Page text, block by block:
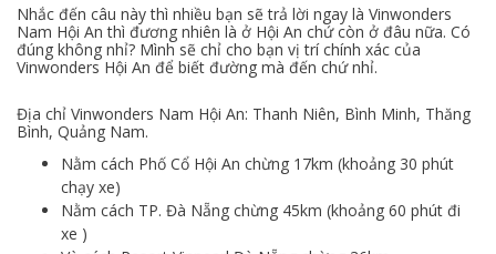
Nhắc đến câu này thì nhiều bạn sẽ trả lời ngay là Vinwonders
Nam Hội An thì đương nhiên là ở Hội An chứ còn ở đâu nữa. Có
đúng không nhỉ? Mình sẽ chỉ cho bạn vị trí chính xác của
Vinwonders Hội An để biết đường mà đến chứ nhỉ.
Địa chỉ Vinwonders Nam Hội An: Thanh Niên, Bình Minh, Thăng
Bình, Quảng Nam.
Nằm cách Phố Cổ Hội An chừng 17km (khoảng 30 phút
chạy xe)
Nằm cách TP. Đà Nẵng chừng 45km (khoảng 60 phút đi
xe )